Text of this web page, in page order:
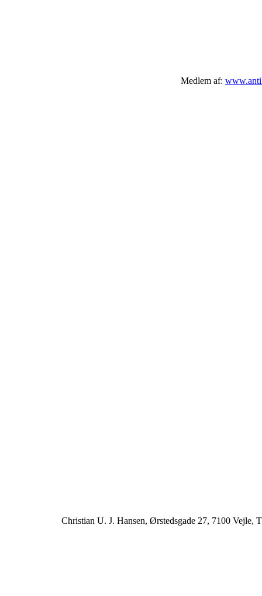
Medlem af:
Christian U. J. Hansen, Ørstedsgade 27, 7100 Vejle,